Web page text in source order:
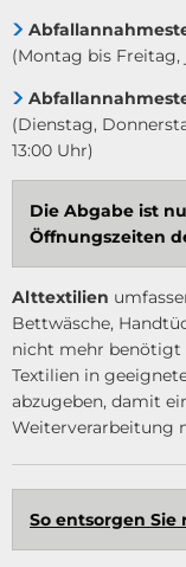
(Montag bis Freitag,
(Dienstag,
13:00 Uhr)
Die Abgabe ist
Öffnungszeiten
Alttextilien
Bettwäsche,
nicht mehr benötigt
Textilien in
abzugeben, damit
Weiterverarbeitung
So entsorgen Sie